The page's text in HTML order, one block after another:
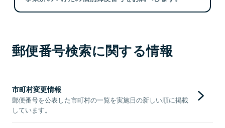
郵便番号検索に関する情報
市町村変更情報
郵便番号を公表した市町村の一覧を実施日の新しい順に掲載
しています。